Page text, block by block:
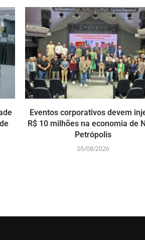
Eventos corporativos devem
R$ 10 milhões na economia de
Petrópolis
05/08/2026